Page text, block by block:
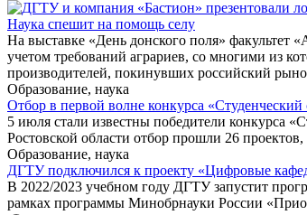
Наука спешит на помощь селу
На выставке «День донского поля» факультет
учетом требований аграриев, со многими из
производителей, покинувших российский
Образование, наука
Отбор в первой волне конкурса
5 июля стали известны победители конкурса
Ростовской области отбор прошли 26
Образование, наука
ДГТУ подключился к проекту «Цифровые
В 2022/2023 учебном году ДГТУ запустит
рамках программы Минобрнауки России